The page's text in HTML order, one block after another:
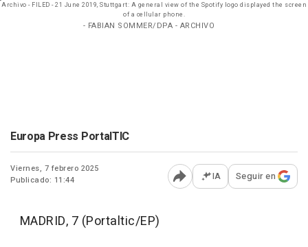
Archivo - FILED - 21 June 2019, Stuttgart: A general view of the Spotify logo displayed the screen
of a cellular phone.
- FABIAN SOMMER/DPA - ARCHIVO
Europa Press PortalTIC
Viernes, 7 febrero 2025
Publicado: 11:44
Abrir opciones para
IA Seguir en
MADRID, 7 (Portaltic/EP)